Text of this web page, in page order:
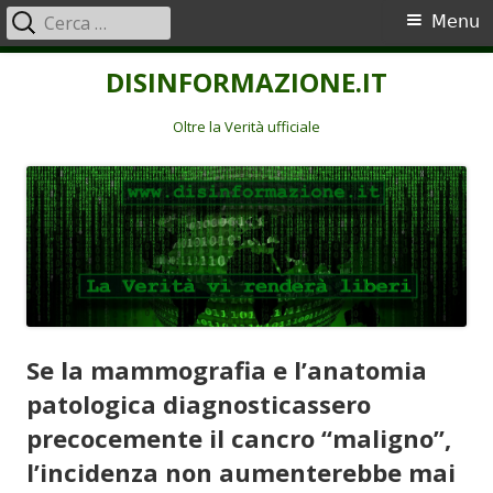
DISINFORMAZIONE.IT
Oltre la Verità ufficiale
Menu
principale
Menu
Ricerca
per:
Se la mammografia e l’anatomia
patologica diagnosticassero
precocemente il cancro “maligno”,
l’incidenza non aumenterebbe mai